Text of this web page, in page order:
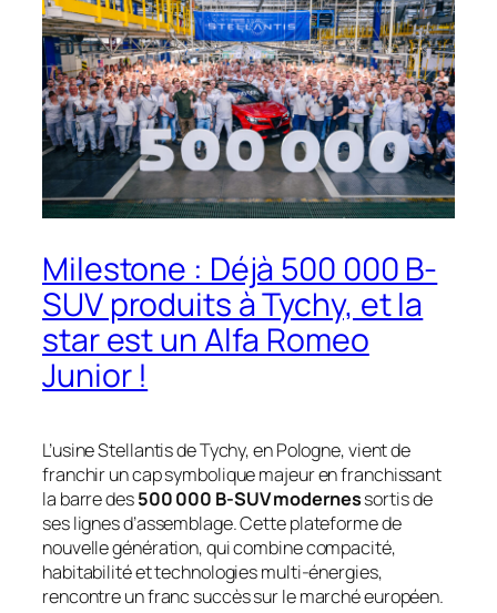
Milestone : Déjà 500 000 B-
SUV produits à Tychy, et la
star est un Alfa Romeo
Junior !
L’usine Stellantis de Tychy, en Pologne, vient de
franchir un cap symbolique majeur en franchissant
la barre des500 000 B-SUV modernessortis de
ses lignes d’assemblage. Cette plateforme de
nouvelle génération, qui combine compacité,
habitabilité et technologies multi-énergies,
rencontre un franc succès sur le marché européen.